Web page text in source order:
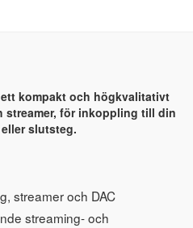
ett kompakt och högkvalitativt
streamer, för inkoppling till din
slutsteg.
streamer och DAC
streaming- och